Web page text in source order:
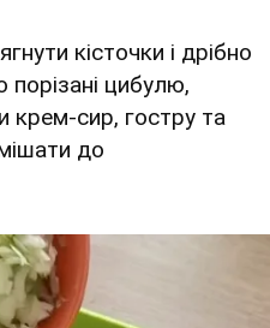
кісточки і дрібно
порізані цибулю,
крем-сир, гостру та
до